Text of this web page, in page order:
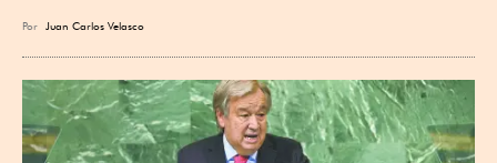
Por Juan Carlos Velasco